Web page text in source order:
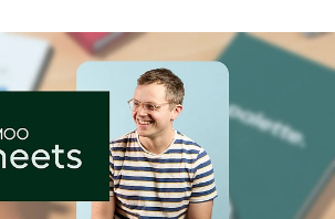
LinkedInTwitter